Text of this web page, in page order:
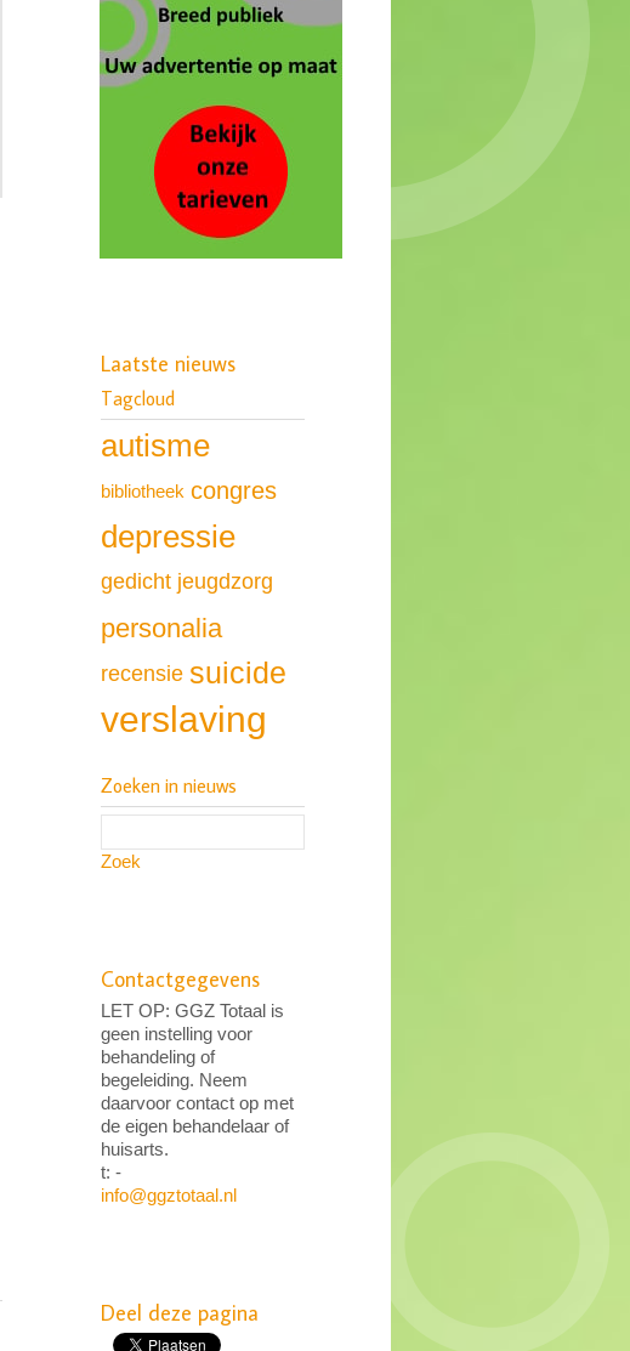
Laatste nieuws
Tagcloud
autisme
bibliotheek congres
depressie
gedicht jeugdzorg
personalia
recensie suicide
verslaving
Zoeken in nieuws
Zoek
Contactgegevens
LET OP: GGZ Totaal is
geen instelling voor
behandeling of
begeleiding. Neem
daarvoor contact op met
de eigen behandelaar of
huisarts.
t: -
info@ggztotaal.nl
Deel deze pagina